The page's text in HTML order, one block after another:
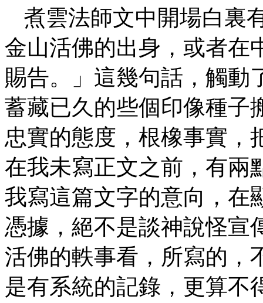
煮雲法師文中開場白裏
金山活佛的出身，或者在
賜告。」這幾句話，觸動
蓄藏已久的些個印像種子
忠實的態度，根橡事實，
在我未寫正文之前，有兩
我寫這篇文字的意向，在
憑據，絕不是談神說怪宣
活佛的軼事看，所寫的，
是有系統的記錄，更算不